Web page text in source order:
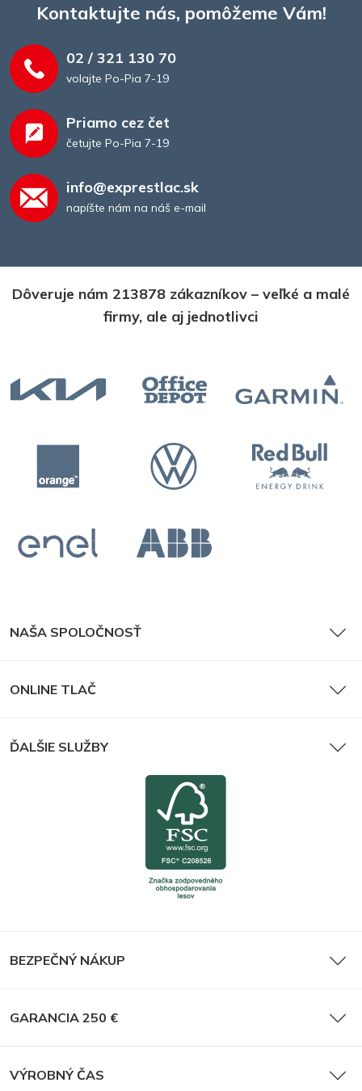
Kontaktujte nás, pomôžeme Vám!
02 / 321 130 70
volajte Po-Pia 7-19
Priamo cez čet
četujte Po-Pia 7-19
info@exprestlac.sk
napíšte nám na náš e-mail
Dôveruje nám 213878 zákazníkov – veľké a malé
firmy, ale aj jednotlivci
NAŠA SPOLOČNOSŤ
ONLINE TLAČ
ĎALŠIE SLUŽBY
BEZPEČNÝ NÁKUP
GARANCIA 250 €
VÝROBNÝ ČAS